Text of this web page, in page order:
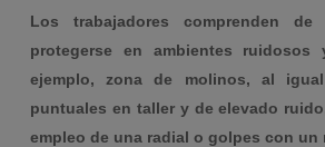
Los trabajadores comprenden
protegerse en ambientes ruidosos
ejemplo, zona de molinos, al
puntuales en taller y de elevado
empleo de una radial o golpes con un